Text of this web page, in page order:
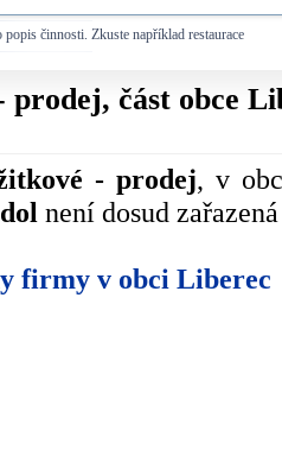
činnosti. Zkuste například restaurace
prodej, část obce
- prodej, v
není dosud
firmy v obci Liberec